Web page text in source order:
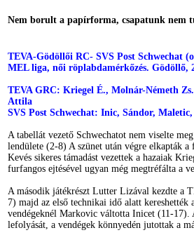
Nem borult a papírforma, csapatunk nem
TEVA-Gödöllői RC- SVS Post Schwechat
MEL liga, női röplabdamérkőzés. Gödöllő,
TEVA GRC: Kriegel É., Molnár-Németh
Attila
SVS Post Schwechat: Inic, Sándor,
A tabellát vezető Schwechatot nem viselte
lendülete (2-8) A szünet után végre elkapták
Kevés sikeres támadást vezettek a hazaiak
furfangos ejtésével ugyan még megtréfálta a
A második játékrészt Lutter Lizával kezdte a
7) majd az első technikai idő alatt
vendégeknél Markovic váltotta Inicet (11-17).
lefolyását, a vendégek könnyedén jutottak a